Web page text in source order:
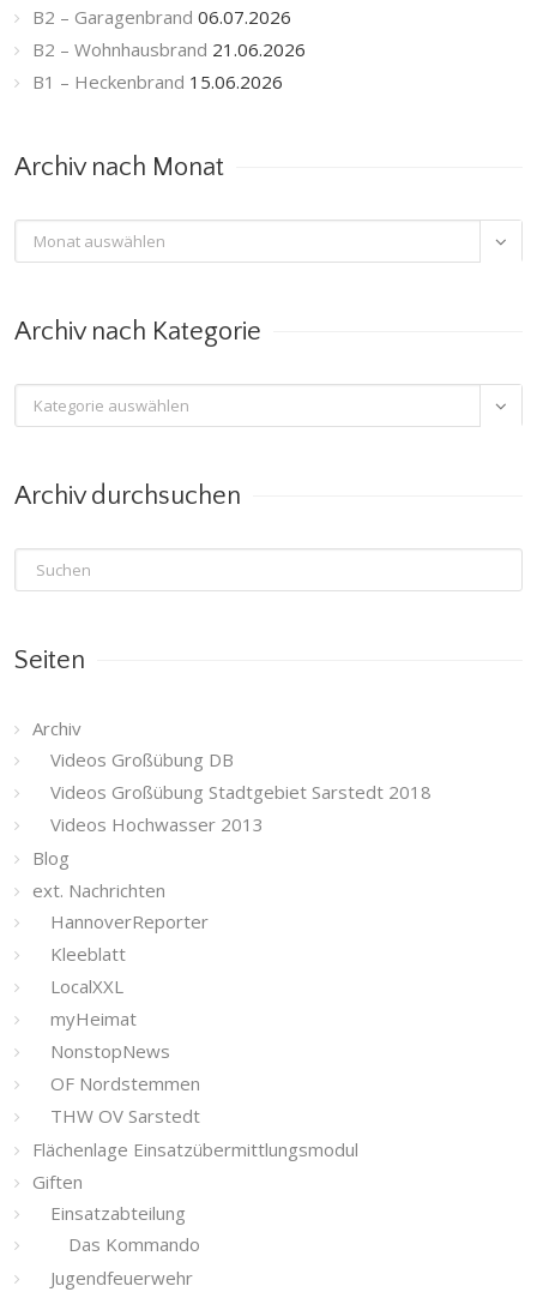
B2 – Garagenbrand 06.07.2026
B2 – Wohnhausbrand 21.06.2026
B1 – Heckenbrand 15.06.2026
Archiv nach Monat
Archiv
nach

Archiv nach Kategorie
Archiv
nach

Archiv durchsuchen
Seiten
Archiv
Videos Großübung DB
Videos Großübung Stadtgebiet Sarstedt 2018
Videos Hochwasser 2013
Blog
ext. Nachrichten
HannoverReporter
Kleeblatt
LocalXXL
myHeimat
NonstopNews
OF Nordstemmen
THW OV Sarstedt
Flächenlage Einsatzübermittlungsmodul
Giften
Einsatzabteilung
Das Kommando
Jugendfeuerwehr